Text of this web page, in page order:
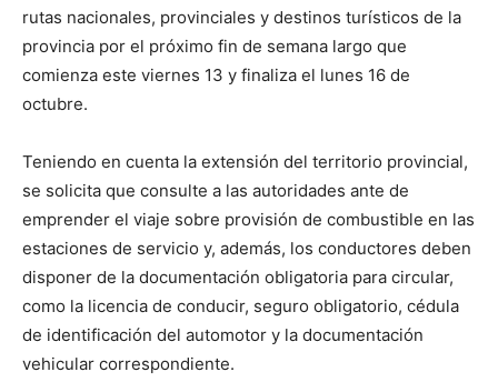
rutas nacionales, provinciales y destinos turísticos de la
provincia por el próximo fin de semana largo que
comienza este viernes 13 y finaliza el lunes 16 de
octubre.
Teniendo en cuenta la extensión del territorio provincial,
se solicita que consulte a las autoridades ante de
emprender el viaje sobre provisión de combustible en las
estaciones de servicio y, además, los conductores deben
disponer de la documentación obligatoria para circular,
como la licencia de conducir, seguro obligatorio, cédula
de identificación del automotor y la documentación
vehicular correspondiente.